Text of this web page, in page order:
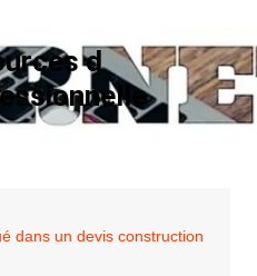
d
dans un devis construction